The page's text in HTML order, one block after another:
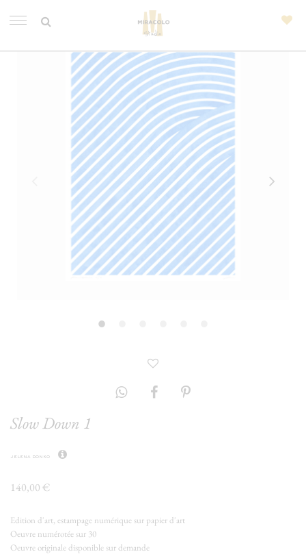
Slow Down 1
jelena donko
140,00 €
Edition d'art, estampage numérique sur papier d'art
Oeuvre numérotée sur 30
Oeuvre originale disponible sur demande